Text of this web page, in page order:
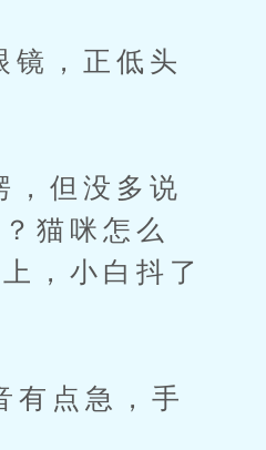
，正低头
但没多说
猫咪怎么
，小白抖了
点急，手